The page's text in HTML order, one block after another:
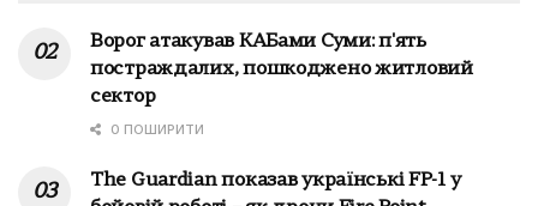
Ворог атакував КАБами Суми: п'ять
постраждалих, пошкоджено житловий
сектор
0 ПОШИРИТИ
The Guardian показав українські FP-1 у